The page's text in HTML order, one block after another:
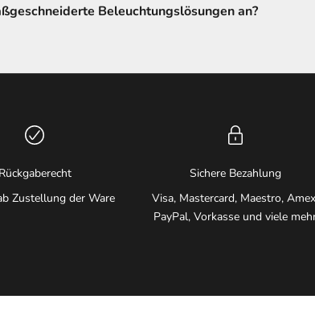
Beleuchtungslösungen an?
Rückgaberecht
Zustellung der Ware
Sichere Bezahlung
Visa, Mastercard, Maestro,
PayPal, Vorkasse und viele